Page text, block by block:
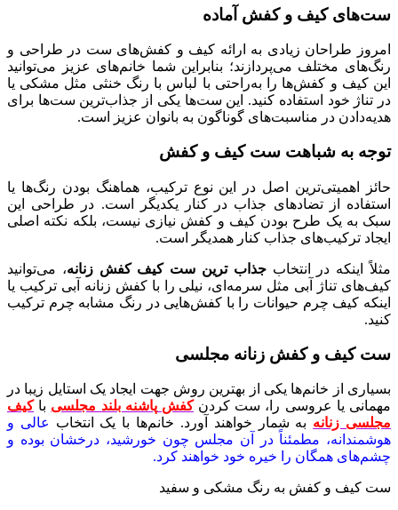
ست‌های کیف و کفش آماده
امروز طراحان زیادی به ارائه کیف و کفش‌های ست در طراحی و
رنگ‌های مختلف می‌پردازند؛ بنابراین شما خانم‌های عزیز می‌توانید
این کیف و کفش‌ها را به‌راحتی با لباس با رنگ خنثی مثل مشکی یا
در تناژ خود استفاده کنید. این ست‌ها یکی از جذاب‌ترین ست‌ها برای
هدیه‌دادن در مناسبت‌های گوناگون به بانوان عزیز است.
توجه به شباهت ست کیف و کفش
حائز اهمیتی‌ترین اصل در این نوع ترکیب، هماهنگ بودن رنگ‌ها یا
استفاده از تضادهای جذاب در کنار یکدیگر است. در طراحی این
سبک به یک طرح بودن کیف و کفش نیازی نیست، بلکه نکته اصلی
ایجاد ترکیب‌های جذاب کنار همدیگر است‌.
مثلاً اینکه در انتخاب جذاب ترین ست کیف کفش زنانه، می‌توانید
کیف‌های تناژ آبی مثل سرمه‌ای، نیلی را با کفش زنانه آبی ترکیب یا
اینکه کیف چرم حیوانات را با کفش‌هایی در رنگ مشابه چرم ترکیب
کنید.
ست کیف و کفش زنانه مجلسی
بسیاری از خانم‌ها یکی از بهترین روش جهت ایجاد یک استایل زیبا در
مهمانی یا عروسی را، ست کردن کفش پاشنه بلند مجلسیبا کیف
مجلسی زنانهبه شمار خواهند آورد. خانم‌ها با یک انتخاب عالی و
هوشمندانه، مطمئناً در آن مجلس چون خورشید، درخشان بوده و
چشم‌های همگان را خیره خود خواهند کرد.
ست کیف و کفش به رنگ مشکی و سفید